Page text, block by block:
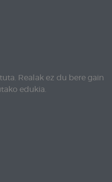
Realak ez du bere gain
edukia.